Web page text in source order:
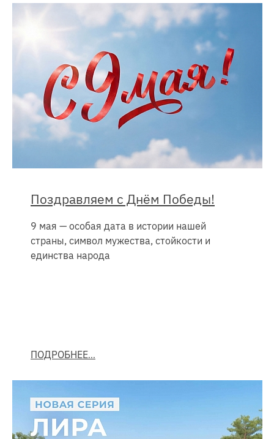
Поздравляем с Днём Победы!
9 мая — особая дата в истории нашей
страны, символ мужества, стойкости и
единства народа
ПОДРОБНЕЕ